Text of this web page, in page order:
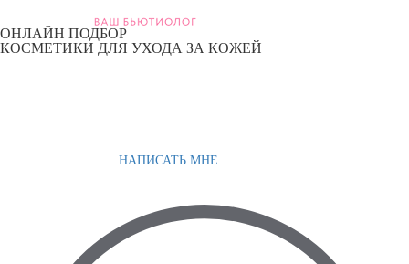
ОНЛАЙН ПОДБОР
КОСМЕТИКИ ДЛЯ УХОДА ЗА КОЖЕЙ
НАПИСАТЬ МНЕ